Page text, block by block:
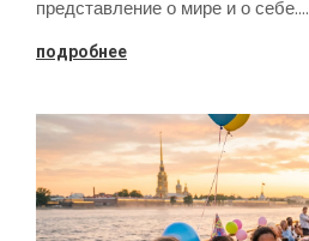
представление о мире и о себе.…
подробнее